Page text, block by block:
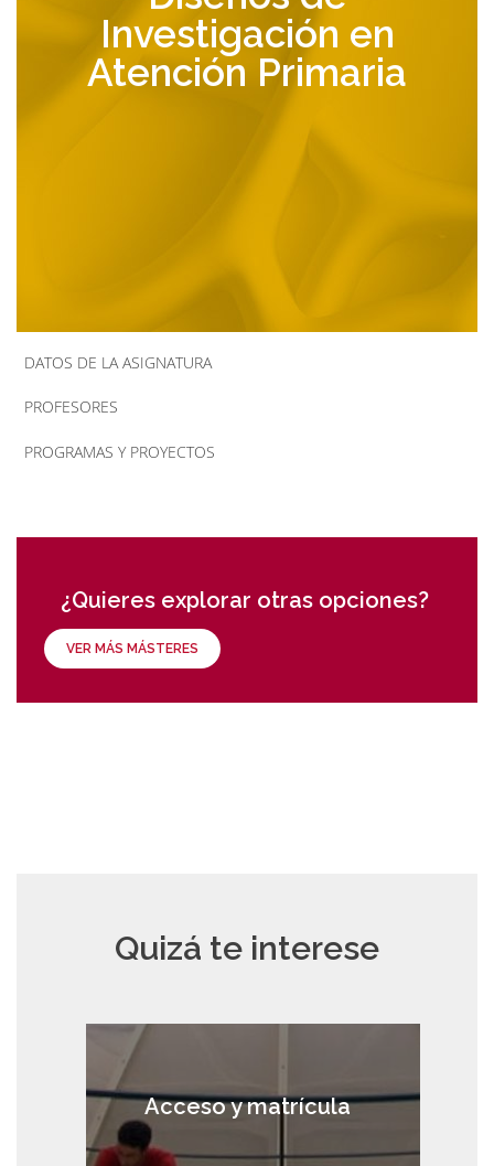
navegación
Investigación en
Atención Primaria
DATOS DE LA ASIGNATURA
PROFESORES
PROGRAMAS Y PROYECTOS
¿Quieres explorar otras opciones?
VER MÁS MÁSTERES
Quizá te interese
Acceso y matrícula